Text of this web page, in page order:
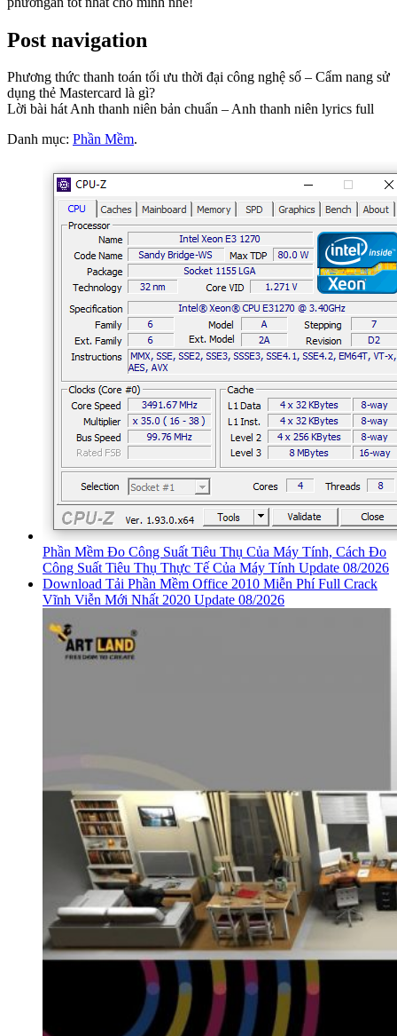
Post navigation
Phương thức thanh toán tối ưu thời đại công nghệ số – Cẩm nang sử
dụng thẻ Mastercard là gì?
Lời bài hát Anh thanh niên bản chuẩn – Anh thanh niên lyrics full
Danh mục: Phần Mềm.
Phần Mềm Đo Công Suất Tiêu Thụ Của Máy Tính, Cách Đo
Công Suất Tiêu Thụ Thực Tế Của Máy Tính Update 08/2026
Download Tải Phần Mềm Office 2010 Miễn Phí Full Crack
Vĩnh Viễn Mới Nhất 2020 Update 08/2026